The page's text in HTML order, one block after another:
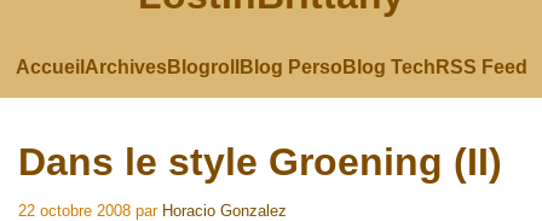
Accueil ArchivesBlogroll Blog Perso Blog Tech RSS Feed
Dans le style Groening (II)
22 octobre 2008 par Horacio Gonzalez